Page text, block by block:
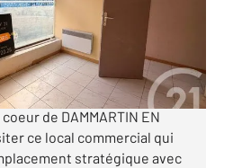
€
dans votre agence
de DAMMARTIN EN
ce local commercial qui
stratégique avec